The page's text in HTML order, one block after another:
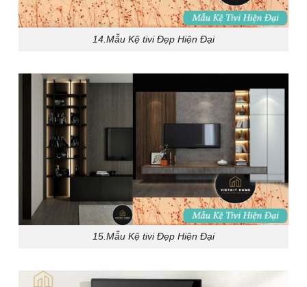
14.Mẫu Kệ tivi Đẹp Hiện Đại
15.Mẫu Kệ tivi Đẹp Hiện Đại